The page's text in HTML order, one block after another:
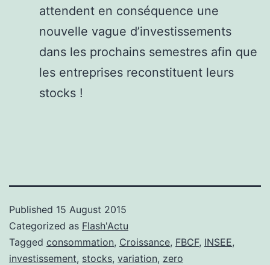
attendent en conséquence une
nouvelle vague d’investissements
dans les prochains semestres afin que
les entreprises reconstituent leurs
stocks !
Published 15 August 2015
Categorized as Flash'Actu
Tagged consommation, Croissance, FBCF, INSEE,
investissement, stocks, variation, zero